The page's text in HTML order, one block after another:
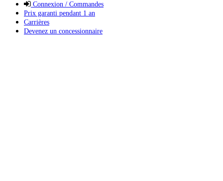
Connexion / Commandes
Prix garanti pendant 1 an
Carrières
Devenez un concessionnaire